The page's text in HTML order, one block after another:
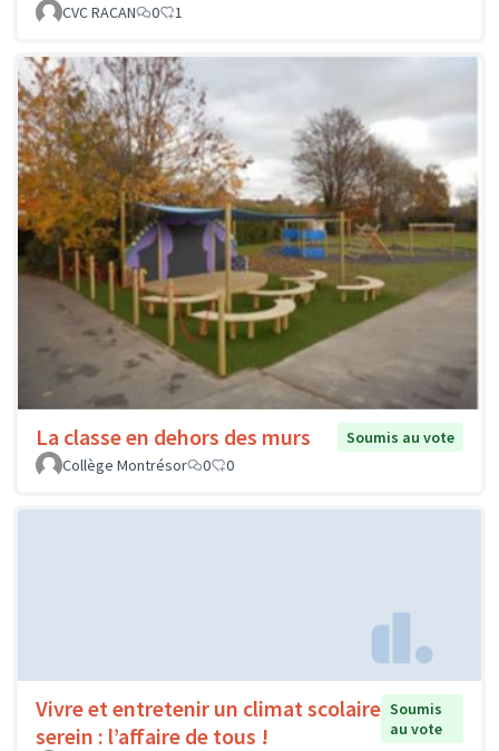
CVC RACAN
0 1
La classe en dehors des murs
Soumis au vote
Collège Montrésor
0 0
Vivre et entretenir un climat scolaire
serein : l’affaire de tous !
Soumis
au vote